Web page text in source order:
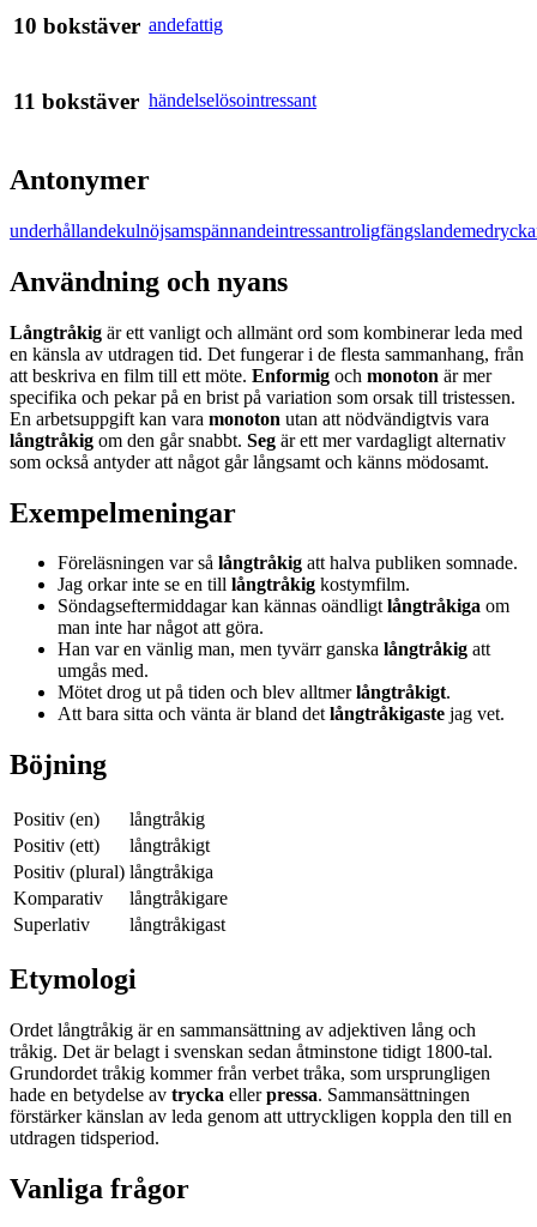
10 bokstäver andefattig
11 bokstäver händelselösointressant
Antonymer
underhållandekulnöjsamspännandeintressantroligfängslande
Användning och nyans
Långtråkig är ett vanligt och allmänt ord som kombinerar leda med
en känsla av utdragen tid. Det fungerar i de flesta sammanhang, från
att beskriva en film till ett möte. Enformig och monoton är mer
specifika och pekar på en brist på variation som orsak till tristessen.
En arbetsuppgift kan vara monoton utan att nödvändigtvis vara
långtråkig om den går snabbt. Seg är ett mer vardagligt alternativ
som också antyder att något går långsamt och känns mödosamt.
Exempelmeningar
Föreläsningen var så långtråkig att halva publiken somnade.
Jag orkar inte se en till långtråkig kostymfilm.
Söndagseftermiddagar kan kännas oändligtlångtråkiga om
man inte har något att göra.
Han var en vänlig man, men tyvärr ganska långtråkig att
umgås med.
Mötet drog ut på tiden och blev alltmerlångtråkigt.
Att bara sitta och vänta är bland detlångtråkigaste jag vet.
Böjning
Positiv (en)
långtråkig
Positiv (ett)
långtråkigt
Positiv (plural) långtråkiga
Komparativ
långtråkigare
Superlativ
långtråkigast
Etymologi
Ordet långtråkig är en sammansättning av adjektiven lång och
tråkig. Det är belagt i svenskan sedan åtminstone tidigt 1800-tal.
Grundordet tråkig kommer från verbet tråka, som ursprungligen
hade en betydelse av trycka ellerpressa. Sammansättningen
förstärker känslan av leda genom att uttryckligen koppla den till en
utdragen tidsperiod.
Vanliga frågor